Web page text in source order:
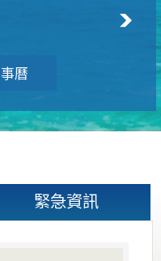
曆
緊急資訊